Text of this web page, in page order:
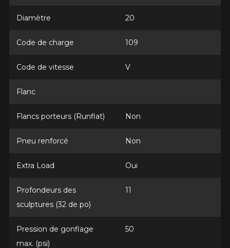
Diamètre 20
Code de charge 109
Code de vitesse V
Flanc
Flancs porteurs (Runflat) Non
Pneu renforcé Non
Extra Load Oui
Profondeurs des
sculptures (32 de po)
11
Pression de gonflage
max. (psi)
50
Votre véhicule
KM parcourus